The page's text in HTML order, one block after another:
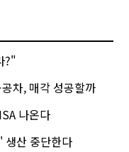
?"
차, 매각 성공할까
나온다
생산 중단한다